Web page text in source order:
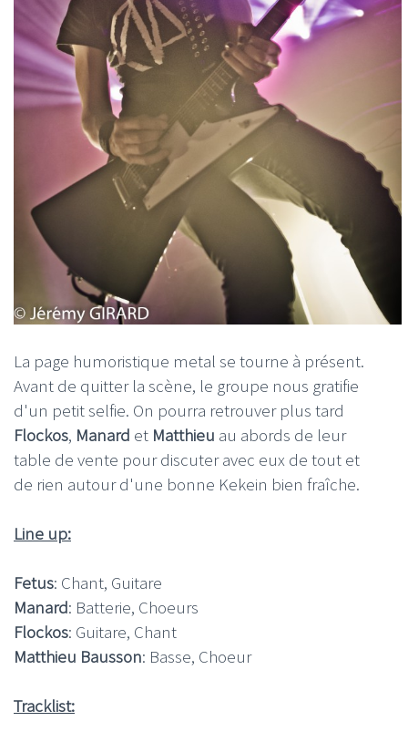
La page humoristique metal se tourne à présent.
Avant de quitter la scène, le groupe nous gratifie
d'un petit selfie. On pourra retrouver plus tard
Flockos, Manard et Matthieu au abords de leur
table de vente pour discuter avec eux de tout et
de rien autour d'une bonne Kekein bien fraîche.
Line up:
Fetus: Chant, Guitare
Manard: Batterie, Choeurs
Flockos: Guitare, Chant
Matthieu Bausson: Basse, Choeur
Tracklist: